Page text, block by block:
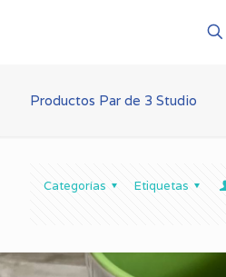
Productos Par de 3 Studio
Categorías Etiquetas